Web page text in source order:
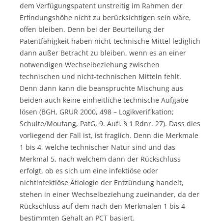
dem Verfügungspatent unstreitig im Rahmen der
Erfindungshöhe nicht zu berücksichtigen sein wäre,
offen bleiben. Denn bei der Beurteilung der
Patentfähigkeit haben nicht-technische Mittel lediglich
dann außer Betracht zu bleiben, wenn es an einer
notwendigen Wechselbeziehung zwischen
technischen und nicht-technischen Mitteln fehlt.
Denn dann kann die beanspruchte Mischung aus
beiden auch keine einheitliche technische Aufgabe
lösen (BGH, GRUR 2000, 498 – Logikverifikation;
Schulte/Moufang, PatG, 9. Aufl. § 1 Rdnr. 27). Dass dies
vorliegend der Fall ist, ist fraglich. Denn die Merkmale
1 bis 4, welche technischer Natur sind und das
Merkmal 5, nach welchem dann der Rückschluss
erfolgt, ob es sich um eine infektiöse oder
nichtinfektiöse Ätiologie der Entzündung handelt,
stehen in einer Wechselbeziehung zueinander, da der
Rückschluss auf dem nach den Merkmalen 1 bis 4
bestimmten Gehalt an PCT basiert.